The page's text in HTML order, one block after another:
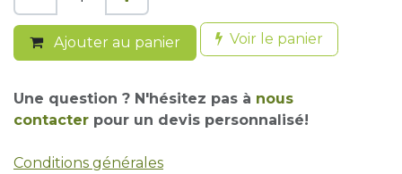
Ajouter au panier Voir le panier
Une question ? N'hésitez pas à nous
contacter pour un devis personnalisé!
Conditions générales